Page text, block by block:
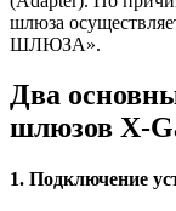
шлюза
ШЛЮЗА».
Два
шлюзов X-
1. Подключение